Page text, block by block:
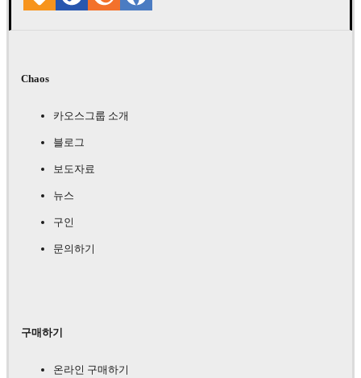
Chaos
카오스그룹 소개
블로그
보도자료
뉴스
구인
문의하기
구매하기
온라인 구매하기